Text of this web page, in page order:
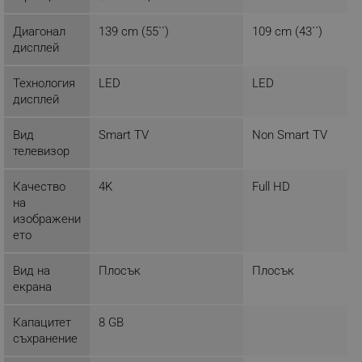
PVR
Sleep таймер
HDMI CEC
HDMI ARC
HBBTV
- Видео приложения:
Netflix
Prime Video
Google Play
Media player
2 х USB
4 x HDMI
1 x LNB
1 x Composite AV
Диагонал
дисплей
139 cm (55``) 109 cm (43``)
Технология
дисплей
LED LED
Вид
телевизор
Smart TV Non Smart TV
Качество
на
изображени
ето
4K Full HD
Вид на
екрана
Плосък Плосък
Капацитет
съхранение
8 GB
_sgf_push_permission_asked .alleop.bg